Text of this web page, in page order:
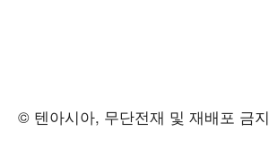
© 텐아시아, 무단전재 및 재배포 금지